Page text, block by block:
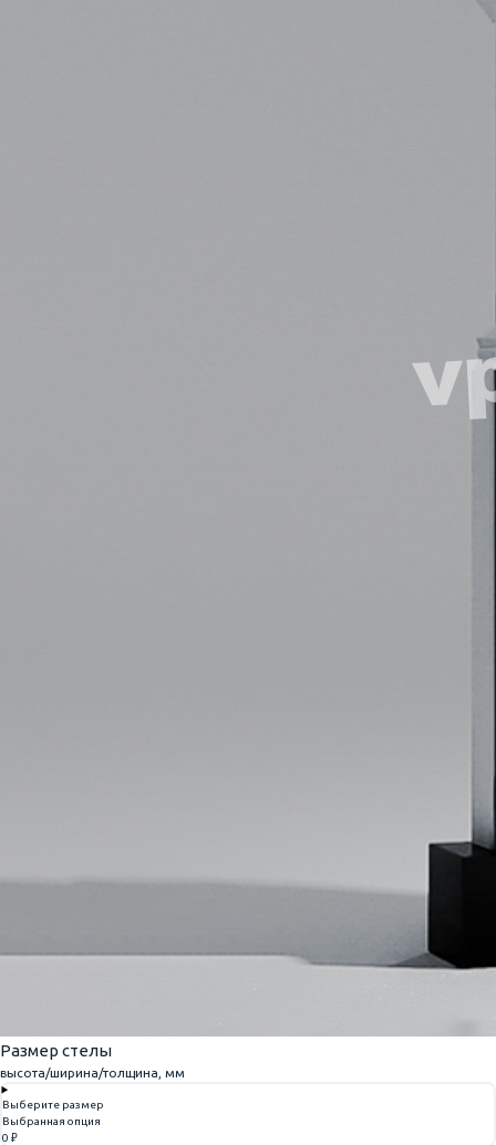
Размер стелы
высота/ширина/толщина, мм
Выберите размер
Выбранная опция
0 ₽